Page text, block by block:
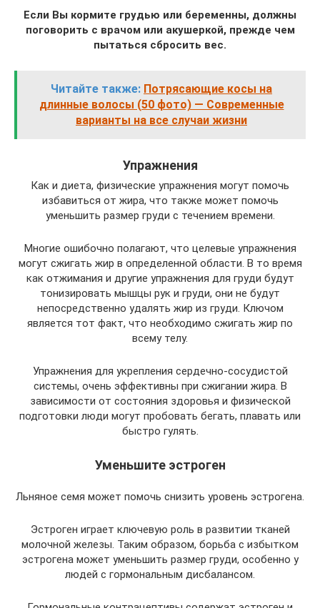
Если Вы кормите грудью или беременны, должны
поговорить с врачом или акушеркой, прежде чем
пытаться сбросить вес.
Читайте также: Потрясающие косы на
длинные волосы (50 фото) — Современные
варианты на все случаи жизни
Упражнения
Как и диета, физические упражнения могут помочь
избавиться от жира, что также может помочь
уменьшить размер груди с течением времени.
Многие ошибочно полагают, что целевые упражнения
могут сжигать жир в определенной области. В то время
как отжимания и другие упражнения для груди будут
тонизировать мышцы рук и груди, они не будут
непосредственно удалять жир из груди. Ключом
является тот факт, что необходимо сжигать жир по
всему телу.
Упражнения для укрепления сердечно-сосудистой
системы, очень эффективны при сжигании жира. В
зависимости от состояния здоровья и физической
подготовки люди могут пробовать бегать, плавать или
быстро гулять.
Уменьшите эстроген
Льняное семя может помочь снизить уровень эстрогена.
Эстроген играет ключевую роль в развитии тканей
молочной железы. Таким образом, борьба с избытком
эстрогена может уменьшить размер груди, особенно у
людей с гормональным дисбалансом.